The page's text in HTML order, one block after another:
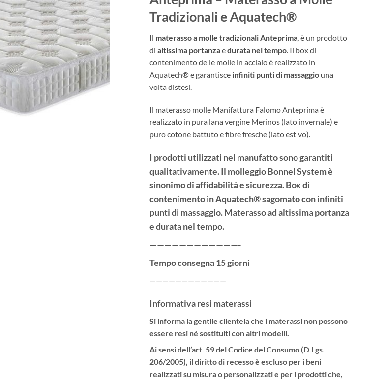
da
€423.00
a
€919.80
Tradizionali e Aquatech®
Il materasso a molle tradizionali Anteprima, è un prodotto
di altissima portanzaedurata nel tempo. Il box di
contenimento delle molle in acciaio è realizzato in
Aquatech® e garantisce infiniti punti di massaggio una
volta distesi.
Il materasso molle Manifattura Falomo Anteprima è
realizzato in pura lana vergine Merinos (lato invernale) e
puro cotone battuto e fibre fresche (lato estivo).
I prodotti utilizzati nel manufatto sono garantiti
qualitativamente. Il molleggio Bonnel System è
sinonimo di affidabilità e sicurezza. Box di
contenimento in Aquatech® sagomato con infiniti
punti di massaggio. Materasso ad altissima portanza
e durata nel tempo.
————————————-
Tempo consegna 15 giorni
————————————
Informativa resi materassi
Si informa la gentile clientela che i materassi non possono
essere resi né sostituiti con altri modelli.
Ai sensi dell’art. 59 del Codice del Consumo (D.Lgs.
206/2005), il diritto di recesso è escluso per i beni
realizzati su misura o personalizzati e per i prodotti che,